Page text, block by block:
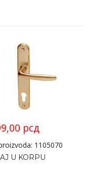
рсд
1105070
U KORPU